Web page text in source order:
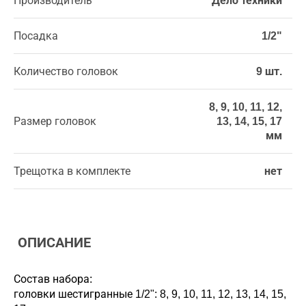
Посадка 1/2"
Количество головок 9 шт.
Размер головок
8, 9, 10, 11, 12,
13, 14, 15, 17
мм
Трещотка в комплекте нет
ОПИСАНИЕ
Состав набора:
головки шестигранные 1/2": 8, 9, 10, 11, 12, 13, 14, 15,